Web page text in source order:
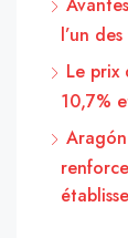
l’un
Le prix
10,7%